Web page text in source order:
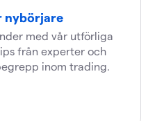
nybörjare
med vår utförliga
från experter och
inom trading.